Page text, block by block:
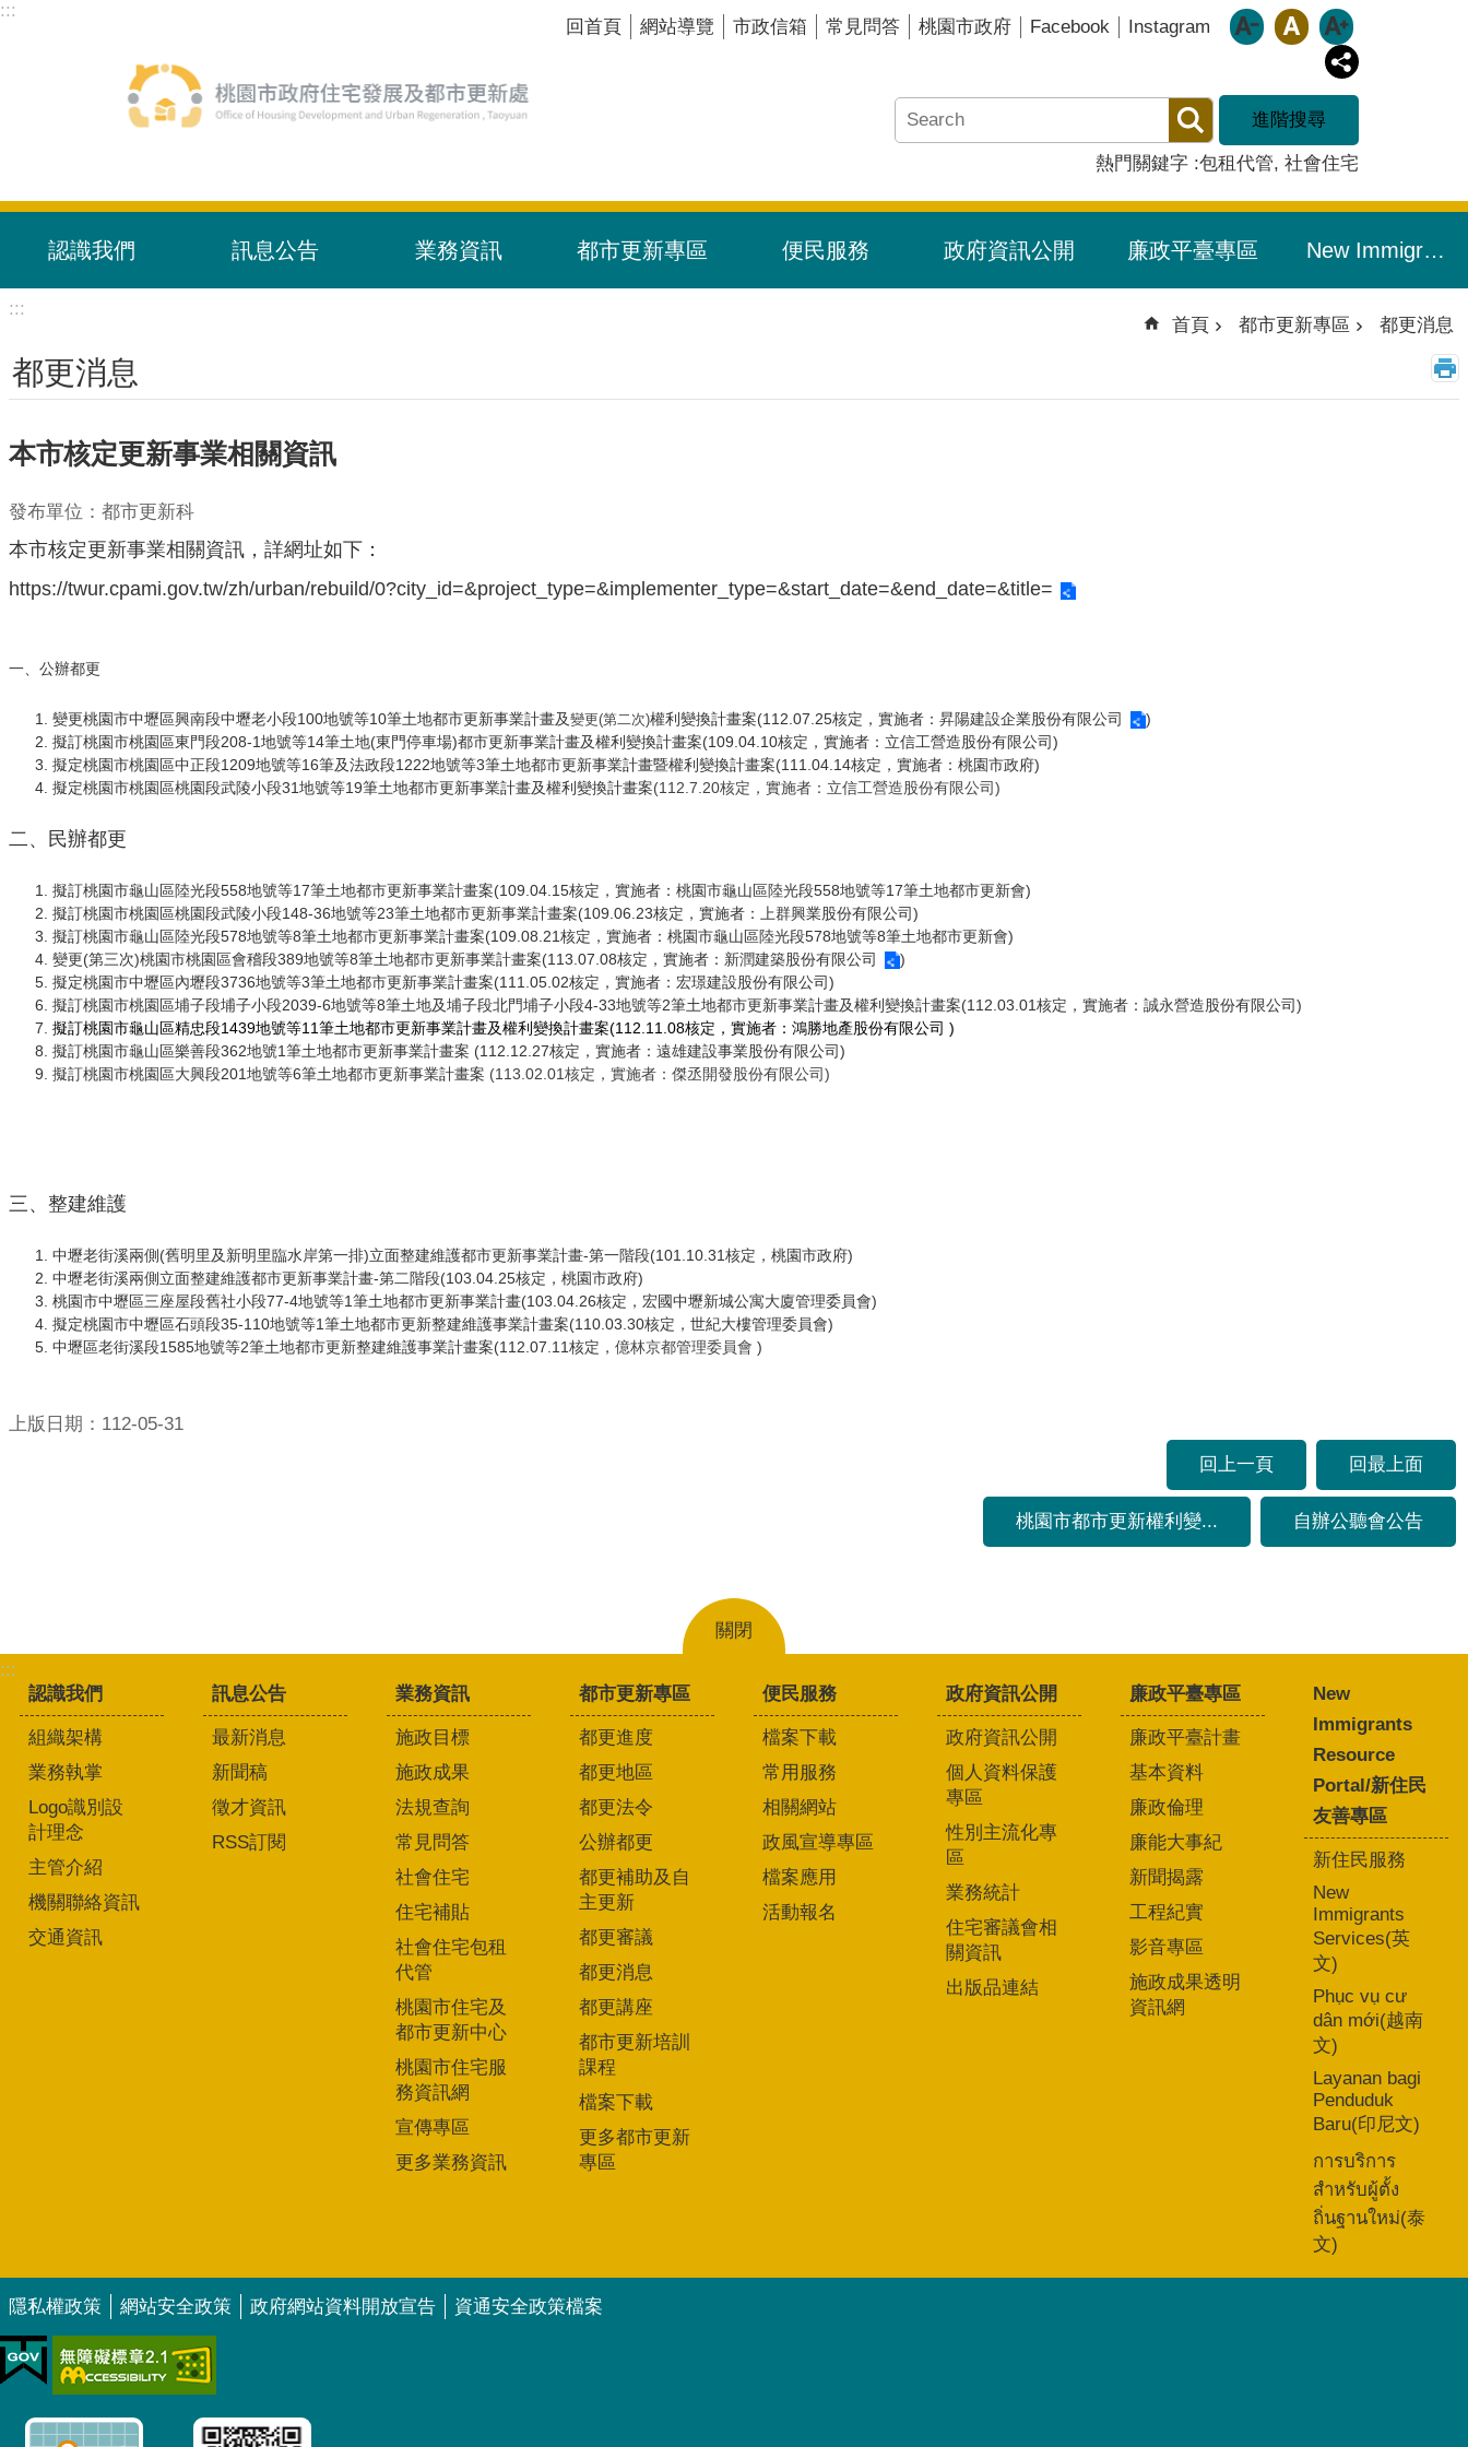
跳到主要內容區塊
:::
回首頁 網站導覽 市政信箱 常見問答 桃園市政府 Facebook Instagram
進階搜尋
熱門關鍵字 包租代管 社會住宅
認識我們 訊息公告 業務資訊 都市更新專區 便民服務 政府資訊公開 廉政平臺專區 New Immigrants Resource Portal/新住民友善專區
:::
首頁 都市更新專區 都更消息
都更消息
本市核定更新事業相關資訊
發布單位：都市更新科
本市核定更新事業相關資訊，詳網址如下：
https://twur.cpami.gov.tw/zh/urban/rebuild/0?city_id=&project_type=&implementer_type=&start_date=&end_date=&title=
一、公辦都更
變更桃園市中壢區興南段中壢老小段100地號等10筆土地都市更新事業計畫及變更(第二次)權利變換計畫案(112.07.25核定，實施者： 昇陽建設企業股份有限公司
)
擬訂桃園市桃園區東門段208-1地號等14筆土地(東門停車場)都市更新事業計畫及權利變換計畫案(109.04.10核定，實施者：立信工營造股份有限公司)
擬定桃園市桃園區中正段1209地號等16筆及法政段1222地號等3筆土地都市更新事業計畫暨權利變換計畫案(111.04.14核定，實施者：桃園市政府)
擬定桃園市桃園區桃園段武陵小段31地號等19筆土地都市更新事業計畫及權利變換計畫案(112.7.20核定，實施者：立信工營造股份有限公司)
二、民辦都更
擬訂桃園市龜山區陸光段558地號等17筆土地都市更新事業計畫案(109.04.15核定，實施者：桃園市龜山區陸光段558地號等17筆土地都市更新會)
擬訂桃園市桃園區桃園段武陵小段148-36地號等23筆土地都市更新事業計畫案(109.06.23核定，實施者：上群興業股份有限公司)
擬訂桃園市龜山區陸光段578地號等8筆土地都市更新事業計畫案(109.08.21核定，實施者：桃園市龜山區陸光段578地號等8筆土地都市更新會)
變更(第三次)桃園市桃園區會稽段389地號等8筆土地都市更新事業計畫案(113.07.08核定，實施者： 新潤建築股份有限公司
)
擬定桃園市中壢區內壢段3736地號等3筆土地都市更新事業計畫案(111.05.02核定，實施者：宏璟建設股份有限公司)
擬訂桃園市桃園區埔子段埔子小段2039-6地號等8筆土地及埔子段北門埔子小段4-33地號等2筆土地都市更新事業計畫及權利變換計畫案(112.03.01核定，實施者：誠永營造股份有限公司)
擬訂桃園市龜山區精忠段1439地號等11筆土地都市更新事業計畫及權利變換計畫案(112.11.08核定，實施者： 鴻勝地產股份有限公司 )
擬訂桃園市龜山區樂善段362地號1筆土地都市更新事業計畫案 (112.12.27核定，實施者：遠雄建設事業股份有限公司)
擬訂桃園市桃園區大興段201地號等6筆土地都市更新事業計畫案 (113.02.01核定，實施者：傑丞開發股份有限公司)
三、整建維護
中壢老街溪兩側(舊明里及新明里臨水岸第一排)立面整建維護都市更新事業計畫-第一階段(101.10.31核定，桃園市政府)
中壢老街溪兩側立面整建維護都市更新事業計畫-第二階段(103.04.25核定，桃園市政府)
桃園市中壢區三座屋段舊社小段77-4地號等1筆土地都市更新事業計畫(103.04.26核定，宏國中壢新城公寓大廈管理委員會)
擬定桃園市中壢區石頭段35-110地號等1筆土地都市更新整建維護事業計畫案(110.03.30核定，世紀大樓管理委員會)
中壢區老街溪段1585地號等2筆土地都市更新整建維護事業計畫案(112.07.11核定， 億林京都管理委員會 )
上版日期：112-05-31
回上一頁
回最上面
桃園市都市更新權利變... 自辦公聽會公告
關閉
:::
認識我們
組織架構
業務執掌
Logo識別設
計理念
主管介紹
機關聯絡資訊
交通資訊
訊息公告
最新消息
新聞稿
徵才資訊
RSS訂閱
業務資訊
施政目標
施政成果
法規查詢
常見問答
社會住宅
住宅補貼
社會住宅包租
代管
桃園市住宅及
都市更新中心
桃園市住宅服
務資訊網
宣傳專區
更多業務資訊
都市更新專區
都更進度
都更地區
都更法令
公辦都更
都更補助及自
主更新
都更審議
都更消息
都更講座
都市更新培訓
課程
檔案下載
更多都市更新
專區
便民服務
檔案下載
常用服務
相關網站
政風宣導專區
檔案應用
活動報名
政府資訊公開
政府資訊公開
個人資料保護
專區
性別主流化專
區
業務統計
住宅審議會相
關資訊
出版品連結
廉政平臺專區
廉政平臺計畫
基本資料
廉政倫理
廉能大事紀
新聞揭露
工程紀實
影音專區
施政成果透明
資訊網
New
Immigrants
Resource
Portal/新住民
友善專區
新住民服務
New
Immigrants
Services(英
文)
Phục vụ cư
dân mới(越南
文)
Layanan bagi
Penduduk
Baru(印尼文)
การบริการ
สำหรับผู้ตั้ง
ถิ่นฐานใหม่(泰
文)
隱私權政策 網站安全政策 政府網站資料開放宣告 資通安全政策檔案